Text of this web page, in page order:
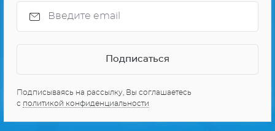
Подписываясь на рассылку, Вы соглашаетесь
с политикой конфиденциальности